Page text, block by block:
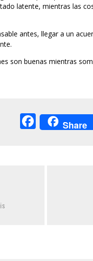
latente, mientras las
antes, llegar a un
son buenas mientras
Share